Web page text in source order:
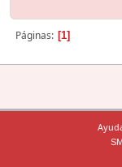
Páginas 1